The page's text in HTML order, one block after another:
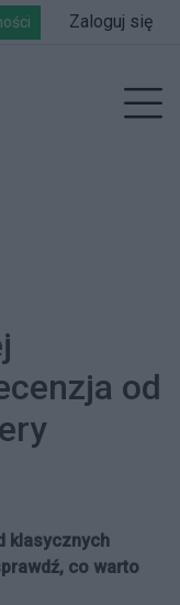
Zaloguj się
posiadających
od
klasycznych
co warto